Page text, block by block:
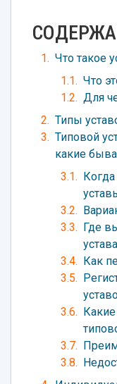
Что такое
Что
Для
Типы
Типовой
какие
Где
Как